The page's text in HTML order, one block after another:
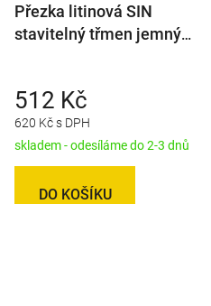
Přezka litinová SIN
stavitelný třmen jemný
620 Kč s DPH
512 Kč
skladem - odesíláme do 2-3 dnů
DO KOŠÍKU